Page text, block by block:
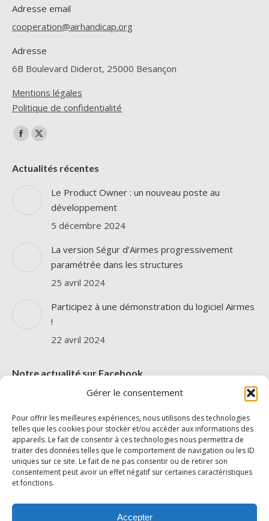
Gérer le consentement
Pour offrir les meilleures expériences, nous utilisons des technologies
telles que les cookies pour stocker et/ou accéder aux informations des
appareils. Le fait de consentir à ces technologies nous permettra de
traiter des données telles que le comportement de navigation ou les ID
uniques sur ce site. Le fait de ne pas consentir ou de retirer son
consentement peut avoir un effet négatif sur certaines caractéristiques
et fonctions.
Accepter
Adresse email
cooperation@airhandicap.org
Adresse
6B Boulevard Diderot, 25000 Besançon
Mentions légales
Politique de confidentialité
Trouvez nous sur :
La
Facebook
s'ouvre
une
fenêtre
La
X
s'ouvre
dans
fenêtre
Actualités récentes
Le Product Owner : un nouveau poste au
développement
5 décembre 2024
La version Ségur d’Airmes progressivement
paramétrée dans les structures
25 avril 2024
Participez à une démonstration du logiciel Airmes
!
22 avril 2024
Notre actualité sur Facebook
AIRMES
Cliquez pour accepter les cookies